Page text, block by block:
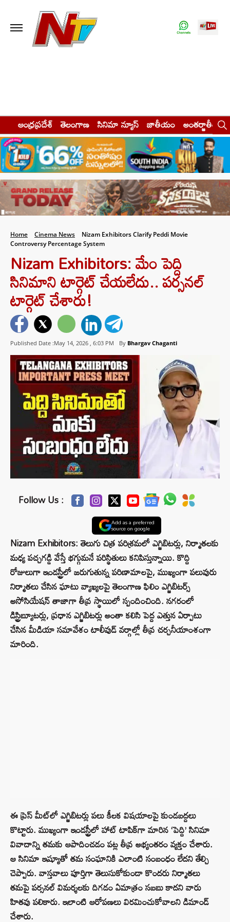
ఆంధ్రప్రదేశ్ తెలంగాణ సినిమా న్యూస్ జాతీయం అంతర్జాతీయం
Home Cinema News
Nizam Exhibitors Clarify Peddi Movie
Controversy Percentage System
Nizam Exhibitors: మేం పెద్ది
సినిమాని టార్గెట్ చేయలేదు.. పర్సనల్
టార్గెట్ చేశారు!
Published Date :May 14, 2026 , 6:03 PM By Bhargav Chaganti
Follow Us :
Add as a preferred
source on google
Nizam Exhibitors: తెలుగు చిత్ర పరిశ్రమలో ఎగ్జిబిటర్లు, నిర్మాతలకు
మధ్య పచ్చగడ్డి వేస్తే భగ్గుమనే పరిస్థితులు కనిపిస్తున్నాయి. కొద్ది
రోజులుగా ఇండస్ట్రీలో జరుగుతున్న పరిణామాలపై, ముఖ్యంగా పలువురు
నిర్మాతలు చేసిన ఘాటు వ్యాఖ్యలపై తెలంగాణ ఫిలిం ఎగ్జిబిటర్స్
అసోసియేషన్ తాజాగా తీవ్ర స్థాయిలో స్పందించింది. నగరంలో
డిస్ట్రిబ్యూటర్లు, ప్రధాన ఎగ్జిబిటర్లు అంతా కలిసి పెద్ద ఎత్తున ఏర్పాటు
చేసిన మీడియా సమావేశం టాలీవుడ్ వర్గాల్లో తీవ్ర చర్చనీయాంశంగా
మారింది.
ఈ ప్రెస్ మీట్‌లో ఎగ్జిబిటర్లు పలు కీలక విషయాలపై కుండబద్దలు
కొట్టారు. ముఖ్యంగా ఇండస్ట్రీలో హాట్ టాపిక్‌గా మారిన ‘పెద్ది’ సినిమా
వివాదాన్ని తమకు ఆపాదించడం పట్ల తీవ్ర అభ్యంతరం వ్యక్తం చేశారు.
ఆ సినిమా ఇష్యూతో తమ సంఘానికి ఎలాంటి సంబంధం లేదని తేల్చి
చెప్పారు. వాస్తవాలు పూర్తిగా తెలుసుకోకుండా కొందరు నిర్మాతలు
తమపై పర్సనల్ విమర్శలకు దిగడం ఏమాత్రం సబబు కాదని వారు
హితవు పలికారు. ఇలాంటి ఆరోపణలు విరమించుకోవాలని డిమాండ్
చేశారు.